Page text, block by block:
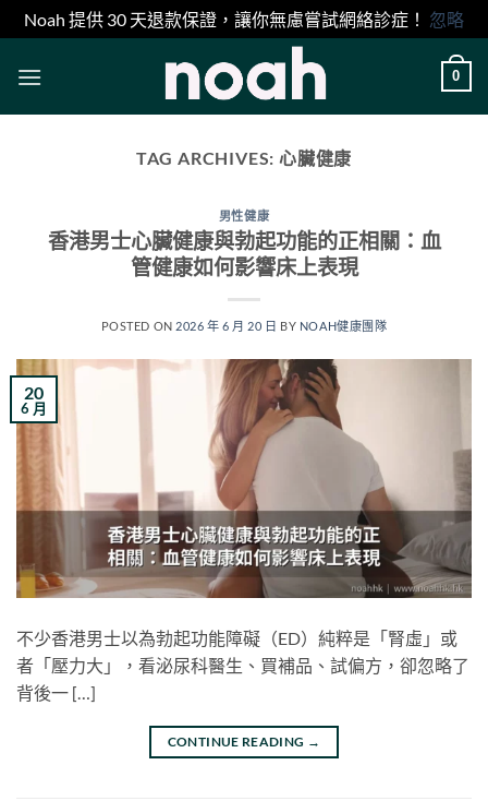
Noah 提供 30 天退款保證，讓你無慮嘗試網絡診症！ 忽略
0
TAG ARCHIVES: 心臟健康
男性健康
香港男士心臟健康與勃起功能的正相關：血
管健康如何影響床上表現
POSTED ON 2026 年 6 月 20 日 BY NOAH健康團隊
20
6 月
不少香港男士以為勃起功能障礙（ED）純粹是「腎虛」或
者「壓力大」，看泌尿科醫生、買補品、試偏方，卻忽略了
背後一 […]
CONTINUE READING →